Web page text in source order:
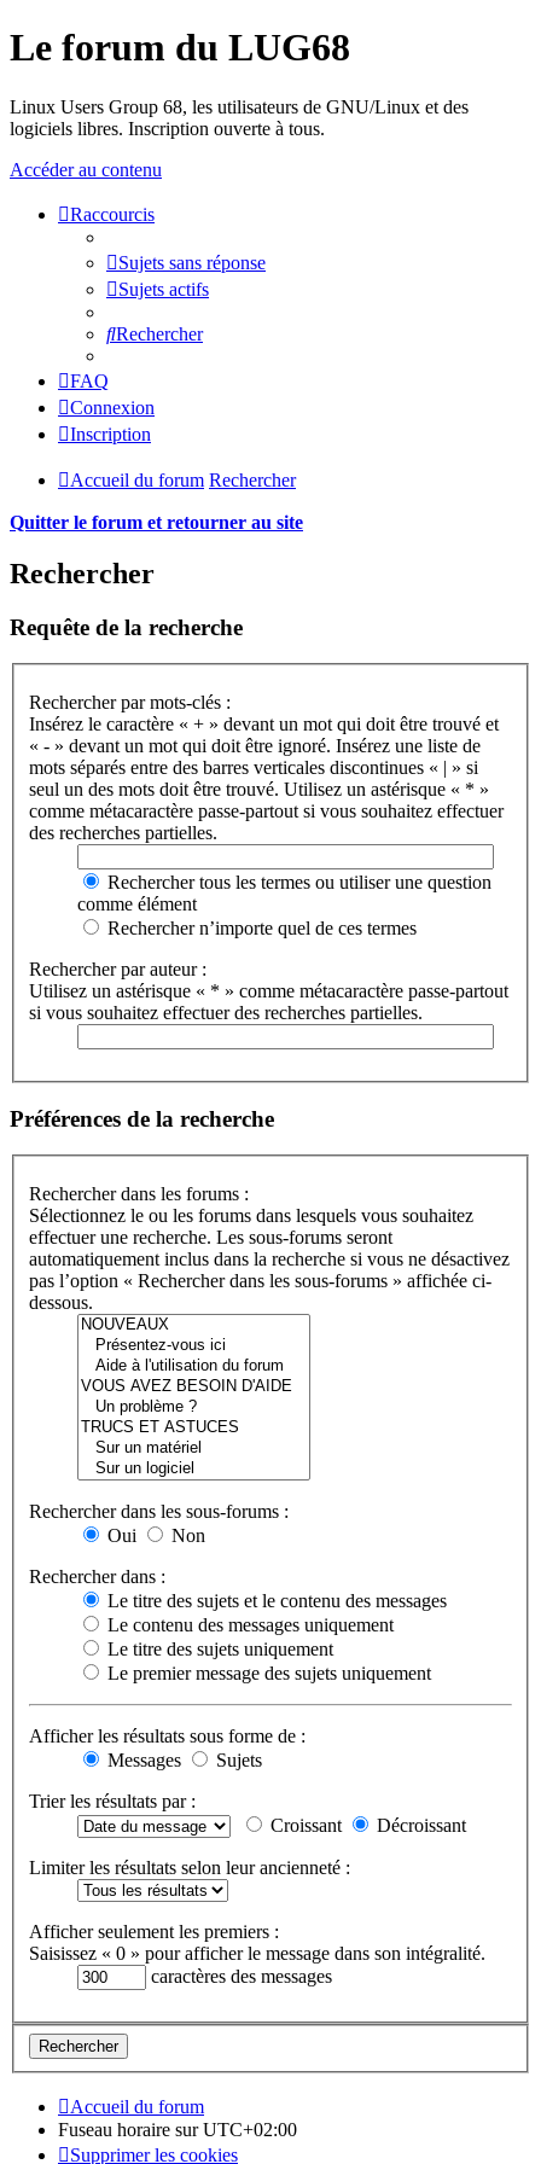
Le forum du LUG68
Linux Users Group 68, les utilisateurs de GNU/Linux et des
logiciels libres. Inscription ouverte à tous.
Accéder au contenu
Raccourcis
Sujets sans réponse
Sujets actifs
Rechercher
FAQ
Connexion
Inscription
Accueil du forum Rechercher
Quitter le forum et retourner au site
Rechercher
Requête de la recherche
Rechercher par mots-clés :
Insérez le caractère « + » devant un mot qui doit être trouvé et
« - » devant un mot qui doit être ignoré. Insérez une liste de
mots séparés entre des barres verticales discontinues « | » si
seul un des mots doit être trouvé. Utilisez un astérisque « * »
comme métacaractère passe-partout si vous souhaitez effectuer
des recherches partielles.
Rechercher tous les termes ou utiliser une question
comme élément
Rechercher n’importe quel de ces termes
Rechercher par auteur :
Utilisez un astérisque « * » comme métacaractère passe-partout
si vous souhaitez effectuer des recherches partielles.
Préférences de la recherche
Rechercher dans les forums :
Sélectionnez le ou les forums dans lesquels vous souhaitez
effectuer une recherche. Les sous-forums seront
automatiquement inclus dans la recherche si vous ne désactivez
pas l’option « Rechercher dans les sous-forums » affichée ci-
dessous.
Rechercher dans les sous-forums :
Oui
Non
Rechercher dans :
Le titre des sujets et le contenu des messages
Le contenu des messages uniquement
Le titre des sujets uniquement
Le premier message des sujets uniquement
Afficher les résultats sous forme de :
Messages
Sujets
Trier les résultats par :
Croissant
Décroissant
Limiter les résultats selon leur ancienneté :
Afficher seulement les premiers :
Saisissez « 0 » pour afficher le message dans son intégralité.
caractères des messages
Accueil du forum
Fuseau horaire surUTC+02:00
Supprimer les cookies